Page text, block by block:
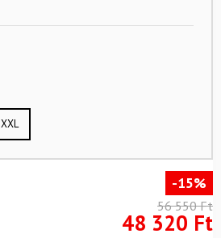
XXL
-15%
56 550 Ft
48 320 Ft